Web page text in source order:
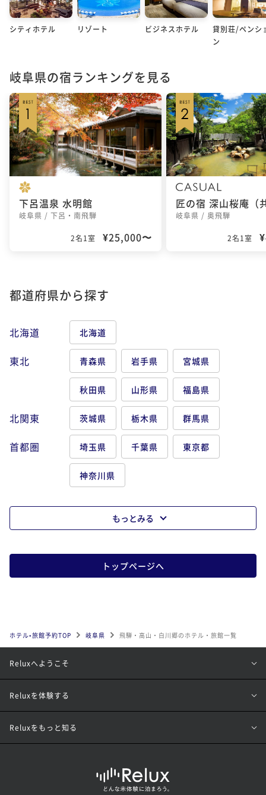
シティホテル リゾート ビジネスホテル
貸別荘/ペンシ
ン
岐阜県の宿ランキングを見る
下呂温泉 水明館
岐阜県 / 下呂・南飛騨
2名1室 ¥25,000〜
岐阜県 / 奥飛騨
2名1室
都道府県から探す
北海道 北海道
東北 青森県 岩手県 宮城県
秋田県 山形県 福島県
北関東 茨城県 栃木県 群馬県
首都圏 埼玉県 千葉県 東京都
神奈川県
もっとみる
トップページへ
ホテル•旅館予約TOP 岐阜県 飛騨・高山・白川郷のホテル・旅館一覧
Reluxへようこそ
Reluxを体験する
Reluxをもっと知る